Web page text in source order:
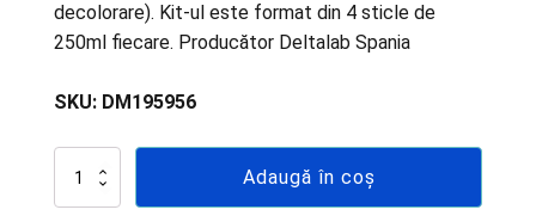
decolorare).‎ ‎Kit-ul este format din 4 sticle de
250ml fiecare.‎ Producător Deltalab Spania
SKU: DM195956
Cantitate
Colorație
Gram
Adaugă în coș